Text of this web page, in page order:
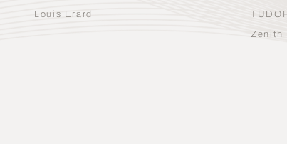
Louis Erard
Zenith